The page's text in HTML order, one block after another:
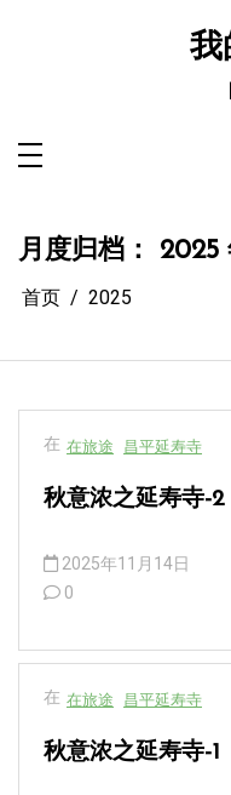
我
月度归档： 2025
首页 2025
在 在旅途 昌平延寿寺
秋意浓之延寿寺-2
2025年11月14日
0
在 在旅途 昌平延寿寺
秋意浓之延寿寺-1